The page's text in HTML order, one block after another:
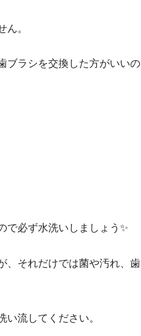
。
ブラシを交換した方がいいの
で必ず水洗いしましょう✨
、それだけでは菌や汚れ、歯
流してください。